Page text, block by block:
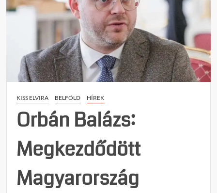
KISS ELVIRA BELFÖLD HÍREK
Orbán Balázs:
Megkezdődött
Magyarország